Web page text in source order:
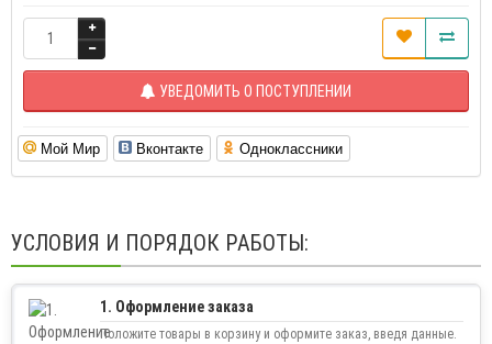
УВЕДОМИТЬ О ПОСТУПЛЕНИИ
Мой Мир Вконтакте Одноклассники
УСЛОВИЯ И ПОРЯДОК РАБОТЫ:
1. Оформление заказа
Положите товары в корзину и оформите заказ, введя данные.